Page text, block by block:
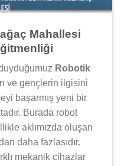
Mahallesi
Robotik
ve gençlerin ilgisini
başarmış yeni bir
Burada robot
aklımızda oluşan
daha fazlasıdır.
mekanik cihazlar